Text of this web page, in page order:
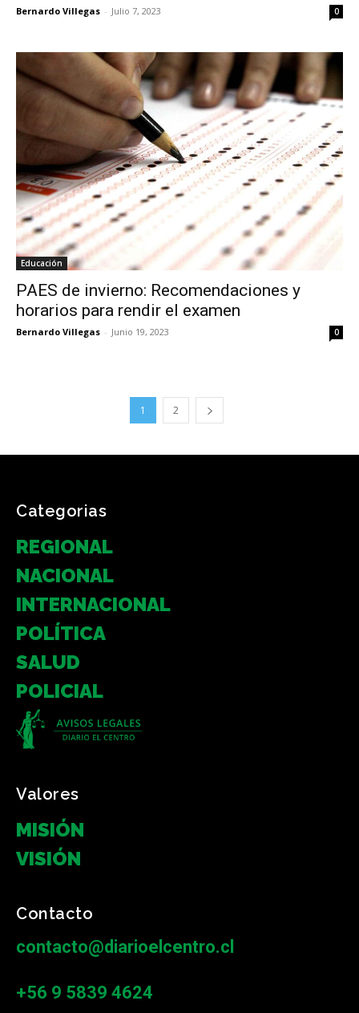
Bernardo Villegas - Julio 7, 2023 0
Educación
PAES de invierno: Recomendaciones y
horarios para rendir el examen
Bernardo Villegas - Junio 19, 2023 0
1 2
Categorias
REGIONAL
NACIONAL
INTERNACIONAL
POLÍTICA
SALUD
POLICIAL
Valores
MISIÓN
VISIÓN
Contacto
contacto@diarioelcentro.cl
+56 9 5839 4624